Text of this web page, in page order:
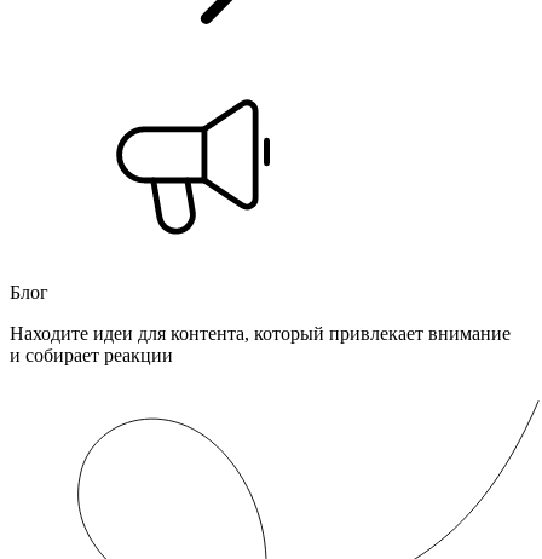
Блог
Находите идеи для контента, который привлекает внимание
и собирает реакции